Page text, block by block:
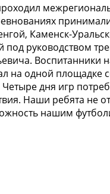
принимали
Каменск-
руководством
Воспитанники
на одной площадке
дня игр
Наши ребята не
нашим